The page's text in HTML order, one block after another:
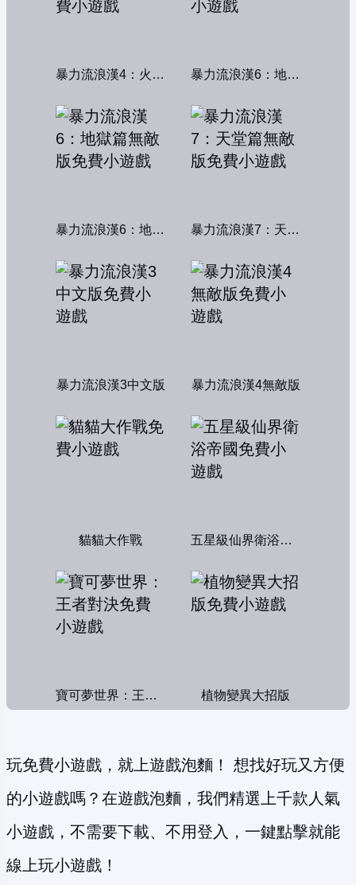
暴力流浪漢4：火線交鋒 暴力流浪漢6：地獄篇
暴力流浪漢6：地獄篇無敵版 暴力流浪漢7：天堂篇無敵版
暴力流浪漢3中文版 暴力流浪漢4無敵版
貓貓大作戰 五星級仙界衛浴帝國
寶可夢世界：王者對決 植物變異大招版
玩免費小遊戲，就上遊戲泡麵！ 想找好玩又方便
的小遊戲嗎？在遊戲泡麵，我們精選上千款人氣
小遊戲，不需要下載、不用登入，一鍵點擊就能
線上玩小遊戲！